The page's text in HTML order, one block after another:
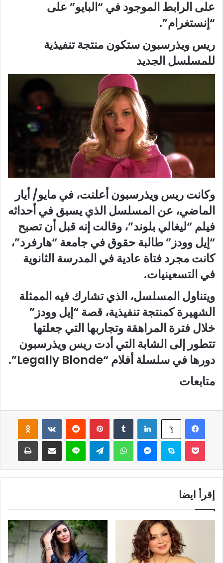
على الرابط الموجود في “البايو” على
“إنستغرام”.
ريس ويذرسبون ستكون منتجة تنفيذية
للمسلسل الجديد
وكانت ريس ويذرسبون أعلنت، في مايو/ أيار
الماضي، عن المسلسل الذي يسبق في أحداثه
فيلم “ليغالي بلوند”، وقالت إنه قبل أن تصبح
“إيل وودز” طالبة حقوق في جامعة “هارفرد”،
كانت مجرد فتاة عادية في المدرسة الثانوية
في التسعينيات.
ويتناول المسلسل، الذي تشارك فيه الممثلة
الشهيرة كمنتجة تنفيذية، قصة “إيل وودز”
خلال فترة المراهقة وتجاربها التي جعلتها
تتطور إلى الشابة التي أدت ريس ويذرسبون
دورها في سلسلة أفلام “Legally Blonde”.
متابعات
فيسبوك ‫X لينكدإن بينتيريست
سكايب واتساب لاين
إقرأ ايضا